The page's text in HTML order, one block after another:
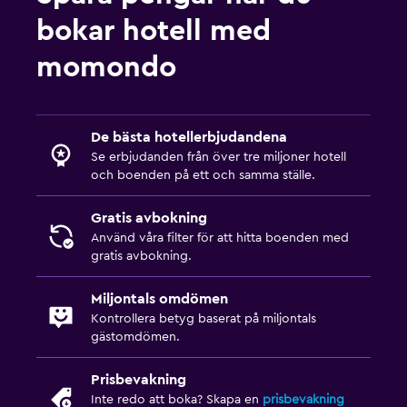
Utomhus
Picknickområde
Uttag nära sängen
Garderob eller klädkammare
Restauranger
bokar hotell med
momondo
De bästa hotellerbjudandena
Se erbjudanden från över tre miljoner hotell
och boenden på ett och samma ställe.
Gratis avbokning
Använd våra filter för att hitta boenden med
gratis avbokning.
Miljontals omdömen
Kontrollera betyg baserat på miljontals
gästomdömen.
Prisbevakning
Inte redo att boka? Skapa en prisbevakning